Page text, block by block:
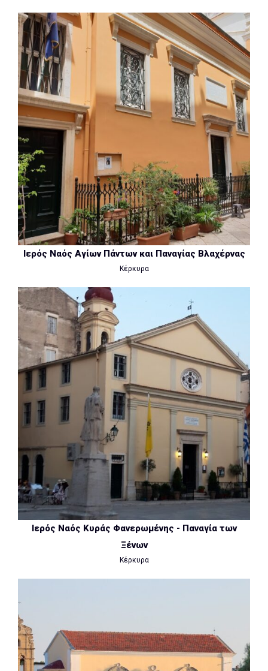
Ιερός Ναός Αγίων Πάντων και Παναγίας Βλαχέρνας
Κέρκυρα
Ιερός Ναός Κυράς Φανερωμένης - Παναγία των
Ξένων
Κέρκυρα